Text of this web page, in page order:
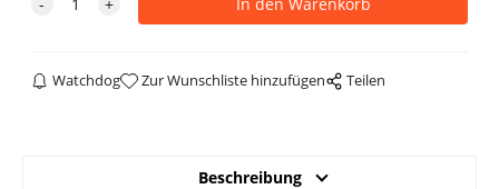
Watchdog Zur Wunschliste hinzufügen Teilen
Beschreibung